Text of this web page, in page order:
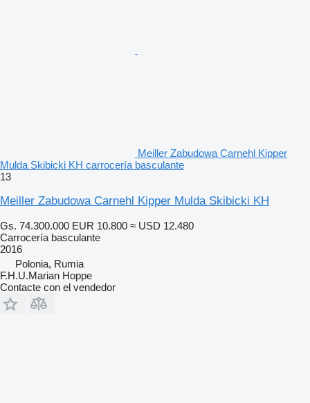
Meiller Zabudowa Carnehl Kipper
Mulda Skibicki KH carrocería basculante
13
Meiller Zabudowa Carnehl Kipper Mulda Skibicki KH
Gs. 74.300.000 EUR 10.800 ≈ USD 12.480
Carrocería basculante
2016
Polonia, Rumia
F.H.U.Marian Hoppe
Contacte con el vendedor